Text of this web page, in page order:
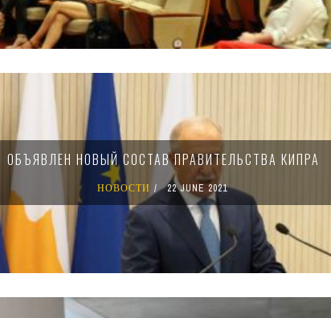
ОБЪЯВЛЕН НОВЫЙ СОСТАВ ПРАВИТЕЛЬСТВА КИПРА
НОВОСТИ 22 JUNE 2021